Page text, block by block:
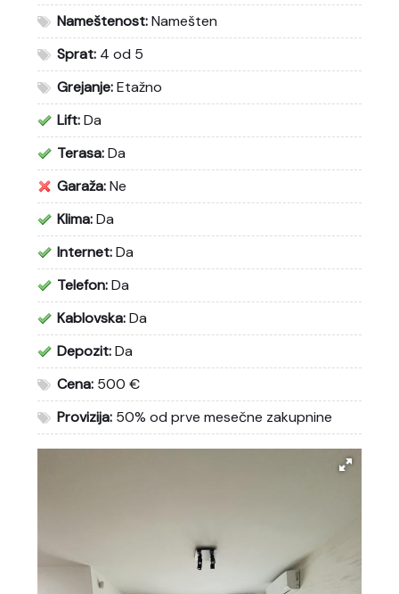
Nameštenost:Namešten
Sprat: 4 od 5
Grejanje:Etažno
Lift:Da
Terasa:Da
Garaža:Ne
Klima:Da
Internet:Da
Telefon:Da
Kablovska:Da
Depozit:Da
Cena: 500 €
Provizija: 50% od prve mesečne zakupnine